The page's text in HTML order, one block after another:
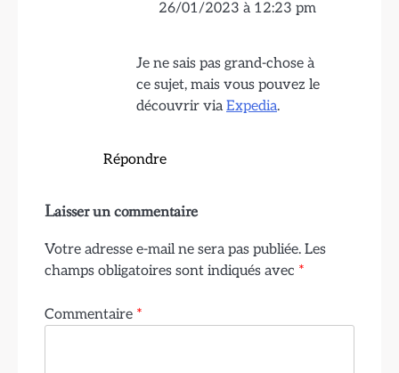
26/01/2023 à 12:23 pm
Je ne sais pas grand-chose à
ce sujet, mais vous pouvez le
découvrir viaExpedia.
Répondre
Laisser un commentaire
Votre adresse e-mail ne sera pas publiée. Les
champs obligatoires sont indiqués avec *
Commentaire *